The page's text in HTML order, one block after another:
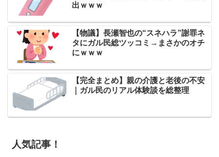
出ｗｗｗ
【物議】長瀬智也の“スネハラ”謝罪ネ
タにガル民総ツッコミ→まさかのオチ
にｗｗｗ
【完全まとめ】親の介護と老後の不安
｜ガル民のリアル体験談を総整理
人気記事！